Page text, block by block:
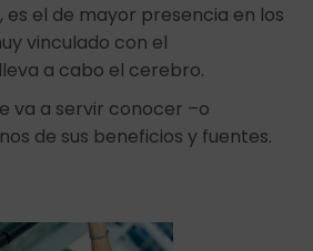
es el de mayor presencia en los
vinculado con el
a cabo el cerebro.
va a servir conocer –o
de sus beneficios y fuentes.